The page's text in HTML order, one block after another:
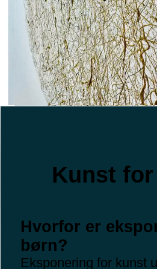
Kunst
Hvorfor er
børn?
Eksponering for kunst